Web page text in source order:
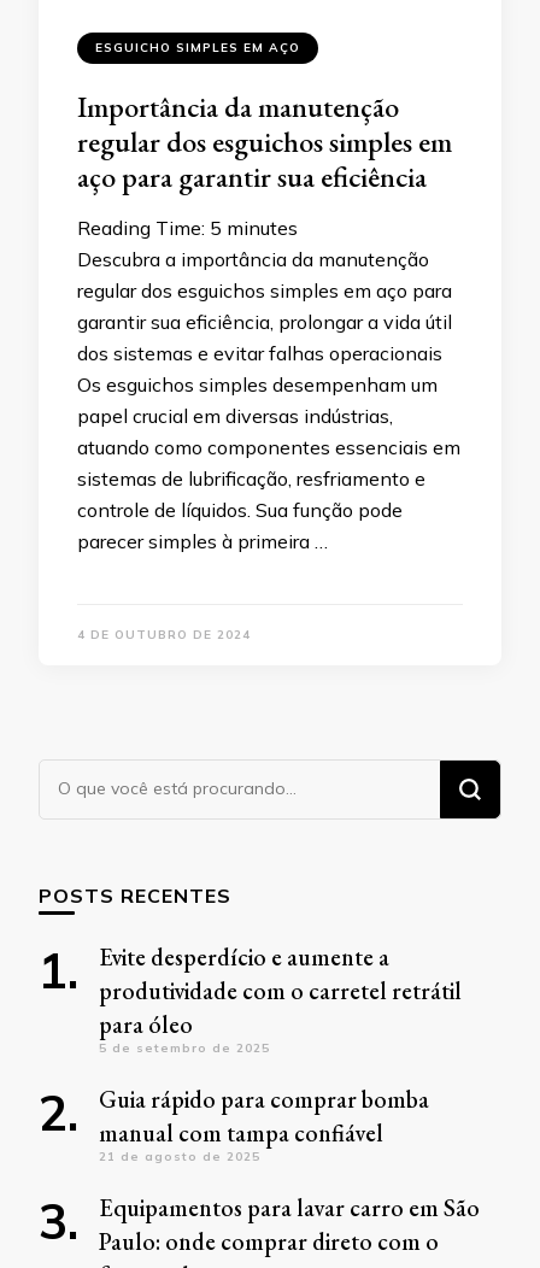
ESGUICHO SIMPLES EM AÇO
Importância da manutenção
regular dos esguichos simples em
aço para garantir sua eficiência
Reading Time: 5 minutes
Descubra a importância da manutenção
regular dos esguichos simples em aço para
garantir sua eficiência, prolongar a vida útil
dos sistemas e evitar falhas operacionais
Os esguichos simples desempenham um
papel crucial em diversas indústrias,
atuando como componentes essenciais em
sistemas de lubrificação, resfriamento e
controle de líquidos. Sua função pode
parecer simples à primeira …
4 DE OUTUBRO DE 2024
Procurando
algo?
POSTS RECENTES
Evite desperdício e aumente a
produtividade com o carretel retrátil
para óleo
5 de setembro de 2025
Guia rápido para comprar bomba
manual com tampa confiável
21 de agosto de 2025
Equipamentos para lavar carro em São
Paulo: onde comprar direto com o